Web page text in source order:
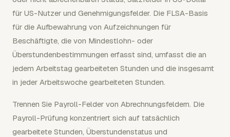
für US-Nutzer und Genehmigungsfelder. Die FLSA-Basis
für die Aufbewahrung von Aufzeichnungen für
Beschäftigte, die von Mindestlohn- oder
Überstundenbestimmungen erfasst sind, umfasst die an
jedem Arbeitstag gearbeiteten Stunden und die insgesamt
in jeder Arbeitswoche gearbeiteten Stunden.
Trennen Sie Payroll-Felder von Abrechnungsfeldern. Die
Payroll-Prüfung konzentriert sich auf tatsächlich
gearbeitete Stunden, Überstundenstatus und